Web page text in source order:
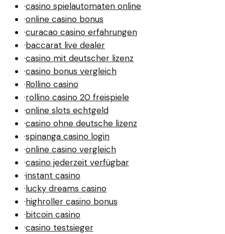
·casino spielautomaten online
·online casino bonus
·curacao casino erfahrungen
·baccarat live dealer
·casino mit deutscher lizenz
·casino bonus vergleich
·Rollino casino
·rollino casino 20 freispiele
·online slots echtgeld
·casino ohne deutsche lizenz
·spinanga casino login
·online casino vergleich
·casino jederzeit verfügbar
·instant casino
·lucky dreams casino
·highroller casino bonus
·bitcoin casino
·casino testsieger